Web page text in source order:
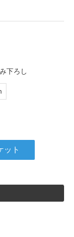
下ろし
ット